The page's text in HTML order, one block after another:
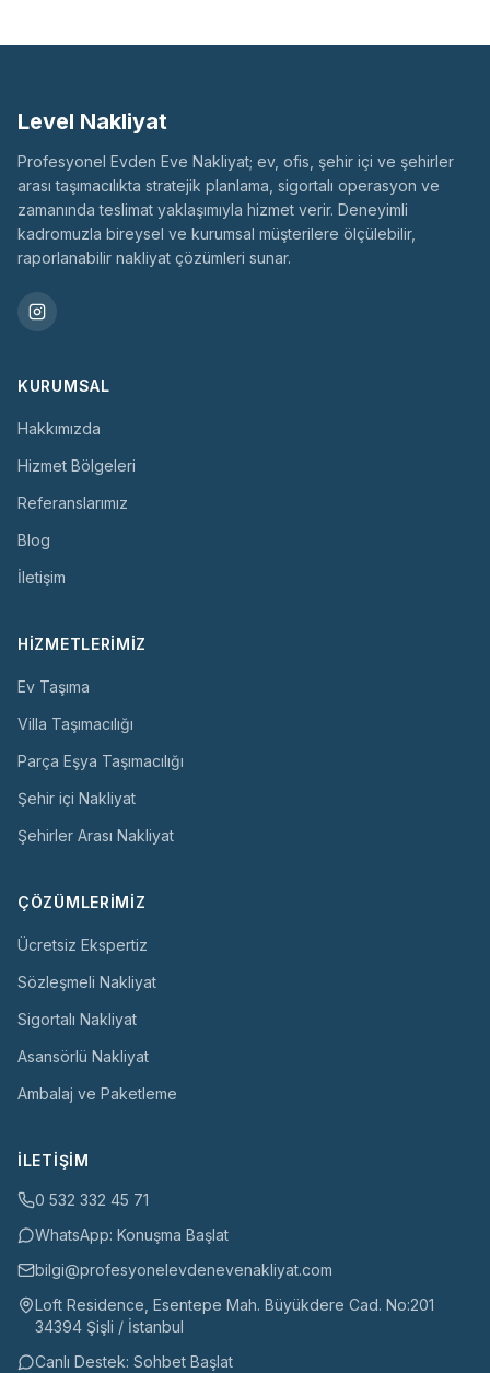
Level Nakliyat
Profesyonel Evden Eve Nakliyat; ev, ofis, şehir içi ve şehirler
arası taşımacılıkta stratejik planlama, sigortalı operasyon ve
zamanında teslimat yaklaşımıyla hizmet verir. Deneyimli
kadromuzla bireysel ve kurumsal müşterilere ölçülebilir,
raporlanabilir nakliyat çözümleri sunar.
KURUMSAL
Hakkımızda
Hizmet Bölgeleri
Referanslarımız
Blog
İletişim
HIZMETLERIMIZ
Ev Taşıma
Villa Taşımacılığı
Parça Eşya Taşımacılığı
Şehir içi Nakliyat
Şehirler Arası Nakliyat
ÇÖZÜMLERIMIZ
Ücretsiz Ekspertiz
Sözleşmeli Nakliyat
Sigortalı Nakliyat
Asansörlü Nakliyat
Ambalaj ve Paketleme
İLETIŞIM
0 532 332 45 71
WhatsApp: Konuşma Başlat
bilgi@profesyonelevdenevenakliyat.com
Loft Residence, Esentepe Mah. Büyükdere Cad. No:201
34394 Şişli / İstanbul
Canlı Destek: Sohbet Başlat